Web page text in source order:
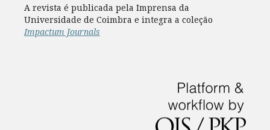
A revista é publicada pela Imprensa da
Universidade de Coimbra e integra a coleção
Impactum Journals